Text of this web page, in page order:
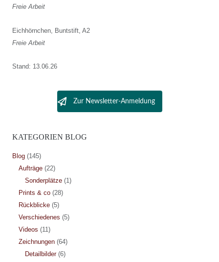
Freie Arbeit
Eichhörnchen, Buntstift, A2
Freie Arbeit
Stand: 13.06.26
Zur Newsletter-Anmeldung
KATEGORIEN BLOG
Blog(145)
Aufträge(22)
Sonderplätze(1)
Prints & co(28)
Rückblicke(5)
Verschiedenes (5)
Videos (11)
Zeichnungen(64)
Detailbilder(6)